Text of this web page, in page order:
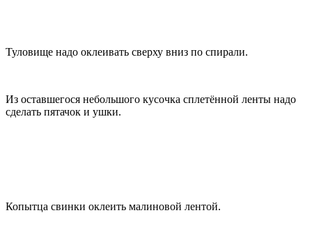
Туловище надо оклеивать сверху вниз по спирали.
Из оставшегося небольшого кусочка сплетённой ленты надо
сделать пятачок и ушки.
Копытца свинки оклеить малиновой лентой.